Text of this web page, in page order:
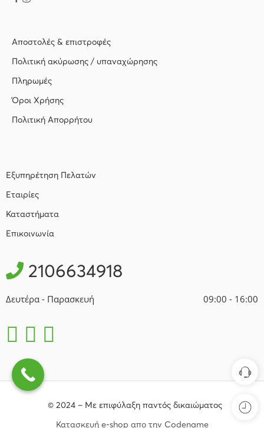
Αποστολές & επιστροφές
Πολιτική ακύρωσης / υπαναχώρησης
Πληρωμές
Όροι Χρήσης
Πολιτική Απορρήτου
Εξυπηρέτηση Πελατών
Εταιρίες
Καταστήματα
Επικοινωνία
2106634918
Δευτέρα - Παρασκευή 09:00 - 16:00
© 2024 – Με επιφύλαξη παντός δικαιώματος
Κατασκευή e-shop απο την Codename